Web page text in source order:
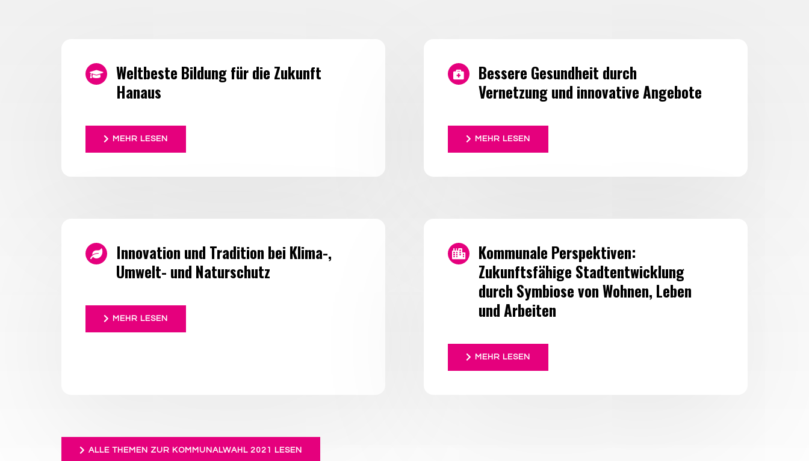
Weltbeste Bildung für die Zukunft
Hanaus
MEHR LESEN
Bessere Gesundheit durch
Vernetzung und innovative Angebote
MEHR LESEN
Innovation und Tradition bei Klima-,
Umwelt- und Naturschutz
MEHR LESEN
Kommunale Perspektiven:
Zukunftsfähige Stadtentwicklung
durch Symbiose von Wohnen, Leben
und Arbeiten​
MEHR LESEN
ALLE THEMEN ZUR KOMMUNALWAHL 2021 LESEN